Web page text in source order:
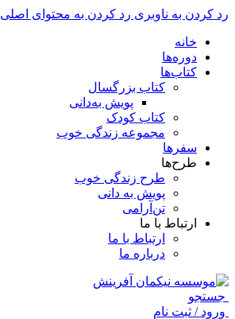
رد کردن به ناوبری رد کردن به محتوای اصلی
خانه
دوره‌ها
کتاب‌ها
کتاب بزرگسال
پویش به‌دانی
کتاب کودک
مجموعه زندگی خوب
سفرها
طرح‌ها
طرح زندگی خوب
پویش به دانی
تن‌آرامی
ارتباط با ما
ارتباط با ما
درباره ما
جستجو
ورود / ثبت نام